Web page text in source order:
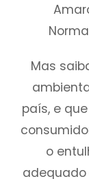
Mas
país, e
o
adequado